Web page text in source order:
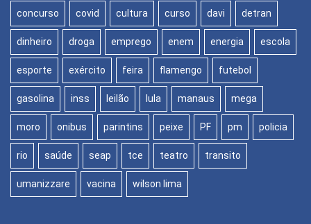
concurso covid cultura curso davi detran
dinheiro droga emprego enem energia escola
esporte exército feira flamengo futebol
gasolina inss leilão lula manaus mega
moro onibus parintins peixe PF pm policia
rio saúde seap tce teatro transito
umanizzare vacina wilson lima